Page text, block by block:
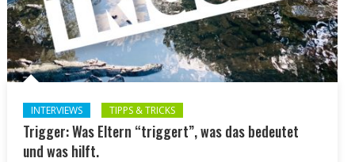
INTERVIEWS TIPPS & TRICKS
Trigger: Was Eltern “triggert”, was das bedeutet
und was hilft.